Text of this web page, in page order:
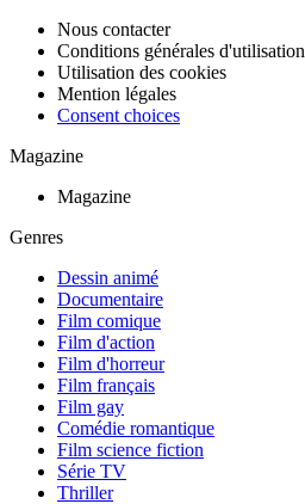
Nous contacter
Conditions générales d'utilisation
Utilisation des cookies
Mention légales
Consent choices
Magazine
Magazine
Genres
Dessin animé
Documentaire
Film comique
Film d'action
Film d'horreur
Film français
Film gay
Comédie romantique
Film science fiction
Série TV
Thriller